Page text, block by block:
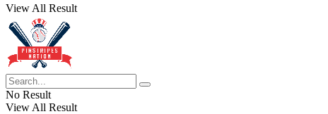
View All Result
No Result
View All Result